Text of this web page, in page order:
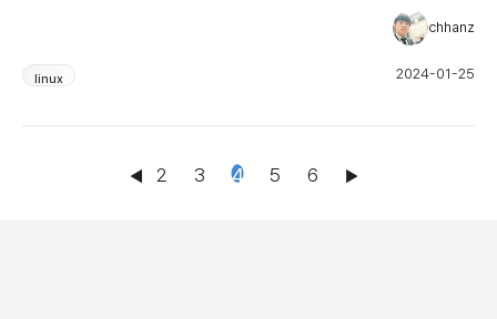
인 2024년 06월 30일가 됩니다. 위와 같이 이유로 인해 convert2rhel 를 이용하
면 CentOS 에서 RHEL 로 변경하고 ELS 와 같은 계약을 통해 EOS 기간을 늘리면
용이 가능할 것으로 보여서 아래와 같이 운영체제를 CentOS 에서 RHEL...
chhanz
linux 2024-01-25
2 3 4 5 6